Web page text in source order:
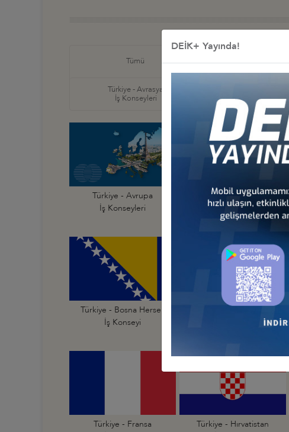
Tümü
İş Konseyleri
Türkiye - Avrasya
İş Konseyleri
İş Konseyleri
Türkiye - Avrupa
İş Konseyleri
Türkiye - Almanya
İş Konseyi
Türkiye - Bosna Hersek
İş Konseyi
Türkiye - Bulgaristan
Türkiye - Fransa
Türkiye - Hırvatistan
DEİK+ Yayında!